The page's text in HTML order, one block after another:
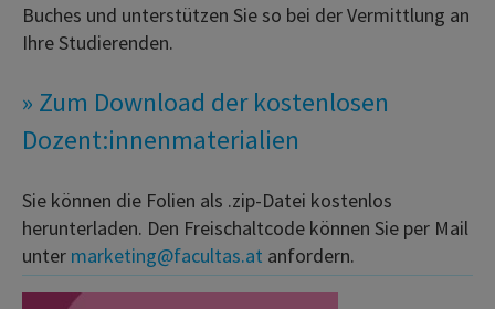
Buches und unterstützen Sie so bei der Vermittlung an
Ihre Studierenden.
» Zum Download der kostenlosen
Dozent:innenmaterialien
Sie können die Folien als .zip-Datei kostenlos
herunterladen. Den Freischaltcode können Sie per Mail
unter marketing@facultas.at anfordern.